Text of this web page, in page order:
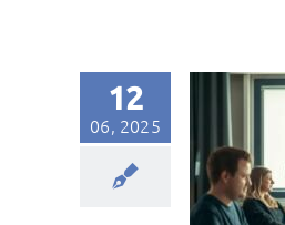
12
06, 2025